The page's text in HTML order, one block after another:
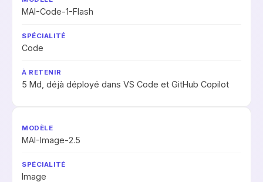
MAI-Code-1-Flash
Code
5 Md, déjà déployé dans VS Code et GitHub Copilot
MAI-Image-2.5
Image